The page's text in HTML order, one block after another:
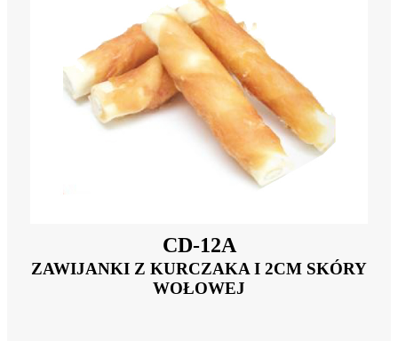
CD-12A
ZAWIJANKI Z KURCZAKA I 2CM SKÓRY
WOŁOWEJ